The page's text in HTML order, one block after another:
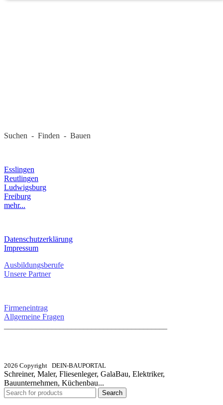
Suchen - Finden - Bauen
Esslingen
Reutlingen
Ludwigsburg
Freiburg
mehr...
Datenschutzerklärung
Impressum
Ausbildungsberufe
Unsere Partner
Firmeneintrag
Allgemeine Fragen
2026 Copyright DEIN-BAUPORTAL
Schreiner, Maler, Fliesenleger, GalaBau, Elektriker,
Bauunternehmen, Küchenbau...
Search